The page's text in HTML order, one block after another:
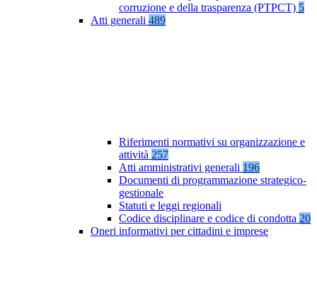
corruzione e della trasparenza (PTPCT) 5
Atti generali 489
Riferimenti normativi su organizzazione e
attività 257
Atti amministrativi generali 196
Documenti di programmazione strategico-
gestionale
Statuti e leggi regionali
Codice disciplinare e codice di condotta 20
Oneri informativi per cittadini e imprese